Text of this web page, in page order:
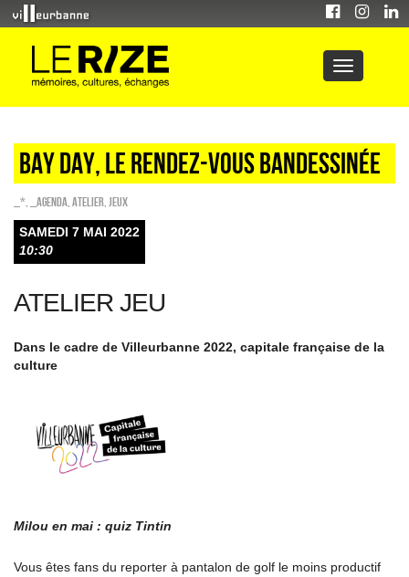
BAY DAY, LE RENDEZ-VOUS BANDESSINÉE
_* _Agenda Atelier Jeux
SAMEDI 7 MAI 2022
10:30
ATELIER JEU
Dans le cadre de Villeurbanne 2022, capitale française de la
culture
Milou en mai : quiz Tintin
Vous êtes fans du reporter à pantalon de golf le moins productif